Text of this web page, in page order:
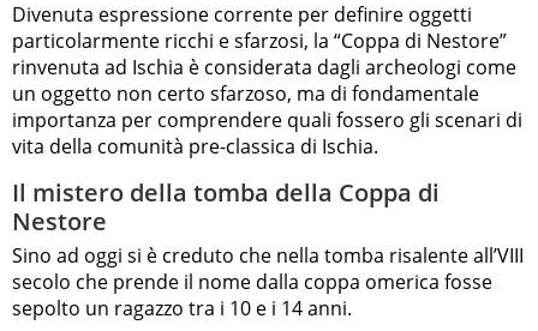
Divenuta espressione corrente per definire oggetti
particolarmente ricchi e sfarzosi, la “Coppa di Nestore”
rinvenuta ad Ischia è considerata dagli archeologi come
un oggetto non certo sfarzoso, ma di fondamentale
importanza per comprendere quali fossero gli scenari di
vita della comunità pre-classica di Ischia.
Il mistero della tomba della Coppa di
Nestore
Sino ad oggi si è creduto che nella tomba risalente all’VIII
secolo che prende il nome dalla coppa omerica fosse
sepolto un ragazzo tra i 10 e i 14 anni.